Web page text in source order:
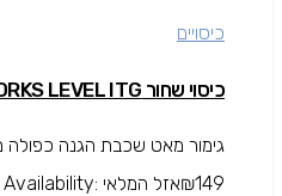
כיסויים
כיסוי שחור IPHONE 8 PLUS / 7 PLUS – PATCHWORKS LEVEL ITG
גימור מאט שכבת הגנה כפולה
₪149
Availability: אזל המלאי